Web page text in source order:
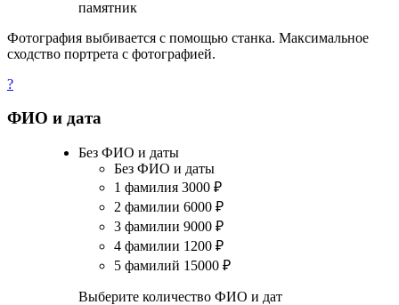
памятник
Фотография выбивается с помощью станка. Максимальное
сходство портрета с фотографией.
?
ФИО и дата
Без ФИО и даты
Без ФИО и даты
1 фамилия 3000 ₽
2 фамилии 6000 ₽
3 фамилии 9000 ₽
4 фамилии 1200 ₽
5 фамилий 15000 ₽
Выберите количество ФИО и дат